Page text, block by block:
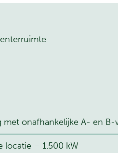
met onafhankelijke A- en B-
locatie – 1.500 kW